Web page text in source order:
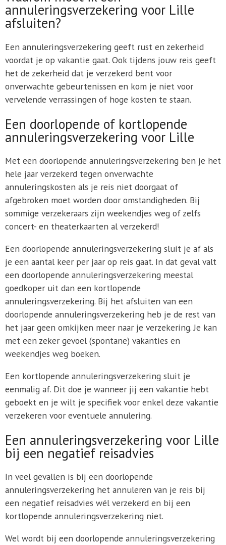
annuleringsverzekering voor Lille
afsluiten?
Een annuleringsverzekering geeft rust en zekerheid
voordat je op vakantie gaat. Ook tijdens jouw reis geeft
het de zekerheid dat je verzekerd bent voor
onverwachte gebeurtenissen en kom je niet voor
vervelende verrassingen of hoge kosten te staan.
Een doorlopende of kortlopende
annuleringsverzekering voor Lille
Met een doorlopende annuleringsverzekering ben je het
hele jaar verzekerd tegen onverwachte
annuleringskosten als je reis niet doorgaat of
afgebroken moet worden door omstandigheden. Bij
sommige verzekeraars zijn weekendjes weg of zelfs
concert- en theaterkaarten al verzekerd!
Een doorlopende annuleringsverzekering sluit je af als
je een aantal keer per jaar op reis gaat. In dat geval valt
een doorlopende annuleringsverzekering meestal
goedkoper uit dan een kortlopende
annuleringsverzekering. Bij het afsluiten van een
doorlopende annuleringsverzekering heb je de rest van
het jaar geen omkijken meer naar je verzekering. Je kan
met een zeker gevoel (spontane) vakanties en
weekendjes weg boeken.
Een kortlopende annuleringsverzekering sluit je
eenmalig af. Dit doe je wanneer jij een vakantie hebt
geboekt en je wilt je specifiek voor enkel deze vakantie
verzekeren voor eventuele annulering.
Een annuleringsverzekering voor Lille
bij een negatief reisadvies
In veel gevallen is bij een doorlopende
annuleringsverzekering het annuleren van je reis bij
een negatief reisadvies wél verzekerd en bij een
kortlopende annuleringsverzekering niet.
Wel wordt bij een doorlopende annuleringsverzekering